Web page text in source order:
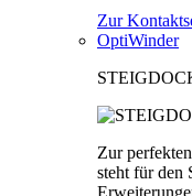
Zur
OptiWinder
Zur
steht für den